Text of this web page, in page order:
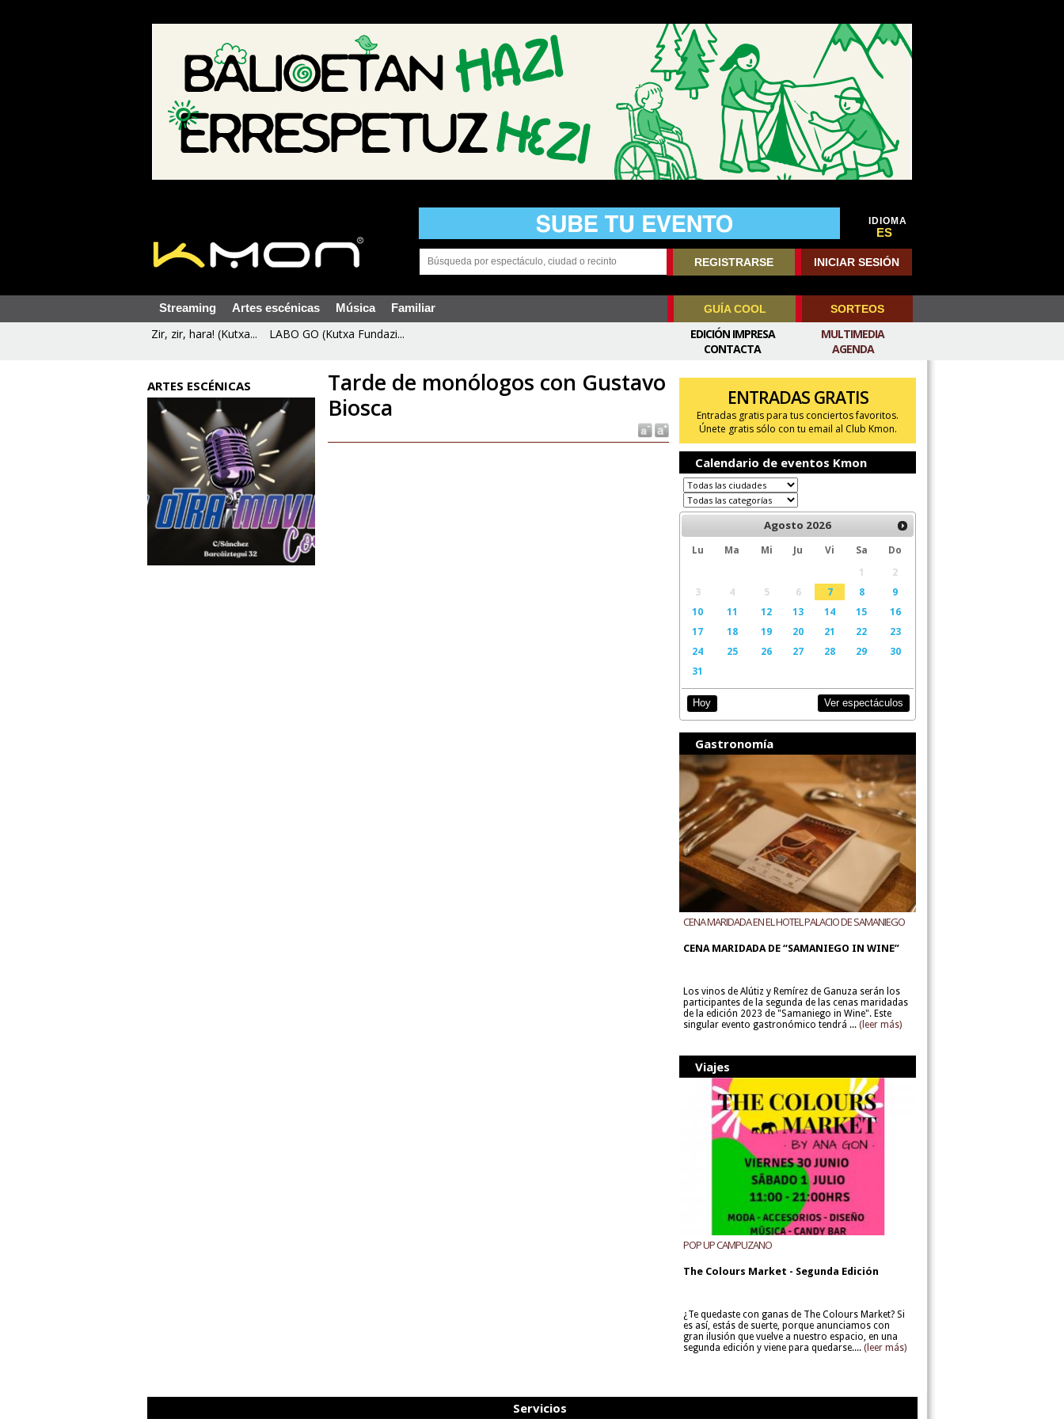
IDIOMA
ES
REGISTRARSE INICIAR SESIÓN
Streaming Artes escénicas Música Familiar GUÍA COOL SORTEOS
Zir, zir, hara! (Kutxa... LABO GO (Kutxa Fundazi...
MULTIMEDIA
AGENDA
EDICIÓN IMPRESA
CONTACTA
ARTES ESCÉNICAS
Tarde de monólogos con Gustavo
Biosca
ENTRADAS GRATIS
Entradas gratis para tus conciertos favoritos.
Únete gratis sólo con tu email al Club Kmon.
Calendario de eventos Kmon
Agosto 2026
Lu Ma Mi Ju Vi Sa
Do
1
2
3
4 5 6 7 8
9
10
11 12 13 14 15
16
17
18 19 20 21 22
23
24
25 26 27 28 29
30
31
Hoy Ver espectáculos
Gastronomía
CENA MARIDADA EN EL HOTEL PALACIO DE SAMANIEGO
CENA MARIDADA DE “SAMANIEGO IN WINE”
Los vinos de Alútiz y Remírez de Ganuza serán los
participantes de la segunda de las cenas maridadas
de la edición 2023 de "Samaniego in Wine". Este
singular evento gastronómico tendrá ... (leer más)
Viajes
POP UP CAMPUZANO
The Colours Market - Segunda Edición
¿Te quedaste con ganas de The Colours Market? Si
es así, estás de suerte, porque anunciamos con
gran ilusión que vuelve a nuestro espacio, en una
segunda edición y viene para quedarse.... (leer más)
Servicios